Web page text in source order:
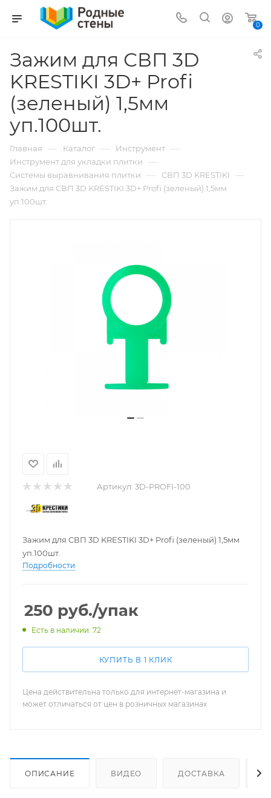
0
Зажим для СВП 3D
KRESTIKI 3D+ Profi
(зеленый) 1,5мм
уп.100шт.
Главная — Каталог — Инструмент —
Инструмент для укладки плитки —
Системы выравнивания плитки — СВП 3D KRESTIKI —
Зажим для СВП 3D KRESTIKI 3D+ Profi (зеленый) 1,5мм
уп.100шт.
Артикул: 3D-PROFI-100
Зажим для СВП 3D KRESTIKI 3D+ Profi (зеленый) 1,5мм
уп.100шт.
Подробности
250 руб./упак
Есть в наличии: 72
КУПИТЬ В 1 КЛИК
Цена действительна только для интернет-магазина и
может отличаться от цен в розничных магазинах
ОПИСАНИЕ ВИДЕО ДОСТАВКА